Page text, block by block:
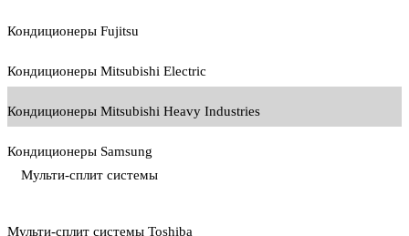
Кондиционеры Fujitsu
Кондиционеры Mitsubishi Electric
Кондиционеры Mitsubishi Heavy Industries
Кондиционеры Samsung
Мульти-сплит системы
Мульти-сплит системы Toshiba